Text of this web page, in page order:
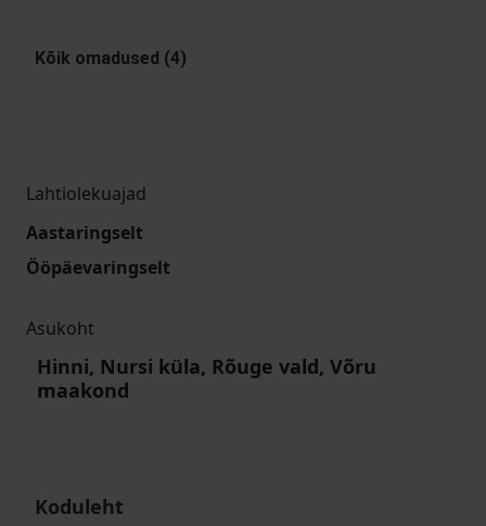
Kõik omadused (4)
Lahtiolekuajad
Aastaringselt
Ööpäevaringselt
Asukoht
Hinni, Nursi küla, Rõuge vald, Võru
maakond
Koduleht